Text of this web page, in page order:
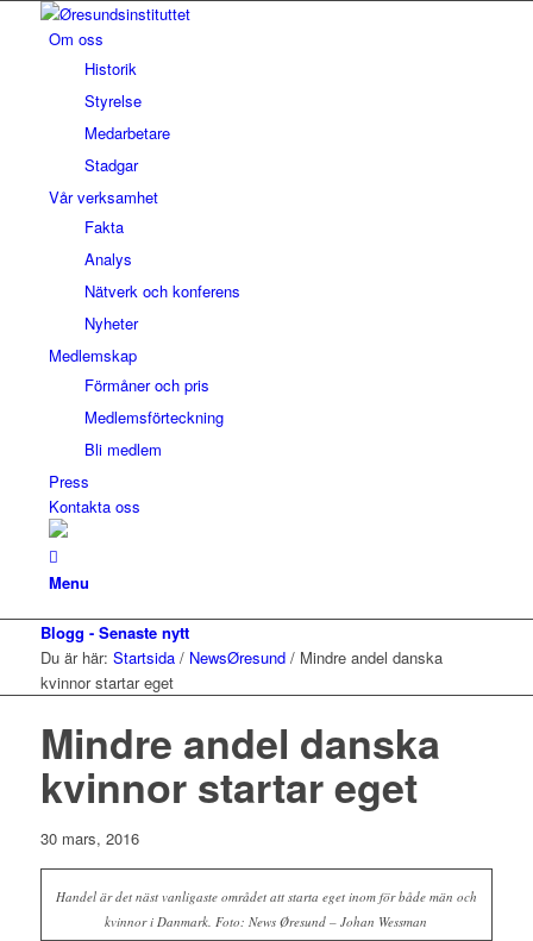
Om oss
Historik
Styrelse
Medarbetare
Stadgar
Vår verksamhet
Fakta
Analys
Nätverk och konferens
Nyheter
Medlemskap
Förmåner och pris
Medlemsförteckning
Bli medlem
Press
Kontakta oss
Menu
Blogg - Senaste nytt
Du är här: Startsida / NewsØresund / Mindre andel danska
kvinnor startar eget
Mindre andel danska
kvinnor startar eget
30 mars, 2016
Handel är det näst vanligaste området att starta eget inom för både män och
kvinnor i Danmark. Foto: News Øresund – Johan Wessman